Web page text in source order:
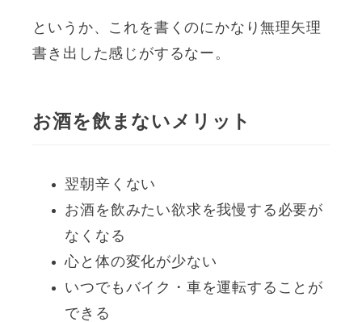
というか、これを書くのにかなり無理矢理
書き出した感じがするなー。
お酒を飲まないメリット
翌朝辛くない
お酒を飲みたい欲求を我慢する必要が
なくなる
心と体の変化が少ない
いつでもバイク・車を運転することが
できる